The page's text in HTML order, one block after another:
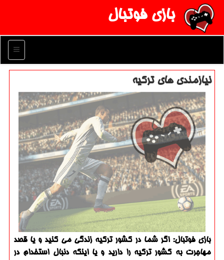
بازی فوتبال
منو
نیازمندی های تركیه
بازی فوتبال: اگر شما در كشور تركیه زندگی می كنید و یا قصد
مهاجرت به كشور تركیه را دارید و یا اینكه دنبال استخدام در